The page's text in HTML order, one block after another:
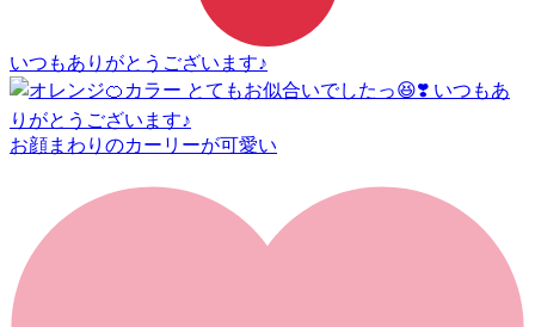
いつもありがとうございます♪
お顔まわりのカーリーが可愛い